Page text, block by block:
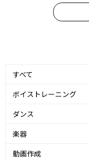
すべて
ボイストレーニング
ダンス
楽器
動画作成